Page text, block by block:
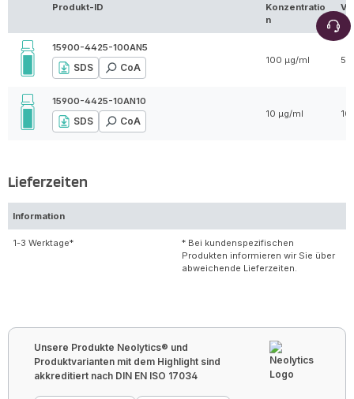
Produkt-ID
Konzentratio
n
15900-4425-100AN5
SDS CoA
100 µg/ml 5
15900-4425-10AN10
SDS CoA
10 µg/ml 10
Lieferzeiten
Information
1-3 Werktage*
* Bei kundenspezifischen
Produkten informieren wir Sie über
abweichende Lieferzeiten.
Unsere Produkte Neolytics® und
Produktvarianten mit dem Highlight sind
akkreditiert nach DIN EN ISO 17034